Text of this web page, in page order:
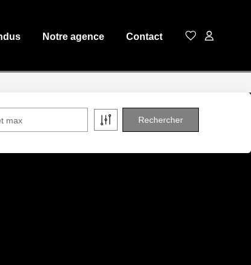
Notre agence Contact
max